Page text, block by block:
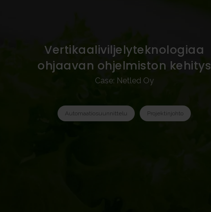
Vertikaali­viljely­teknologiaa
ohjaavan ohjelmiston kehitys
Case: Netled Oy
Automaatiosuunnittelu Projektinjohto